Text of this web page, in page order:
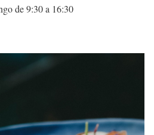
de 9:30 a 16:30